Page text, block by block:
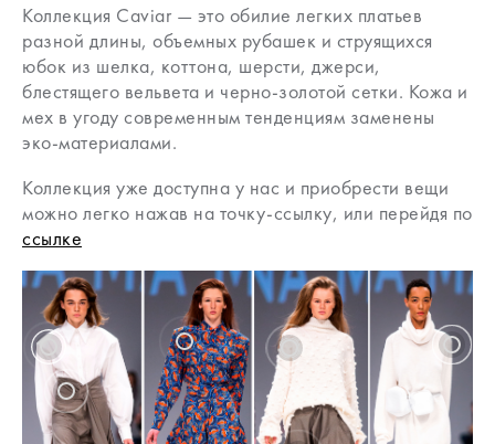
Коллекция Caviar — это обилие легких платьев
разной длины, объемных рубашек и струящихся
юбок из шелка, коттона, шерсти, джерси,
блестящего вельвета и черно-золотой сетки. Кожа и
мех в угоду современным тенденциям заменены
эко-материалами.
Коллекция уже доступна у нас и приобрести вещи
можно легко нажав на точку-ссылку, или перейдя по
ссылке